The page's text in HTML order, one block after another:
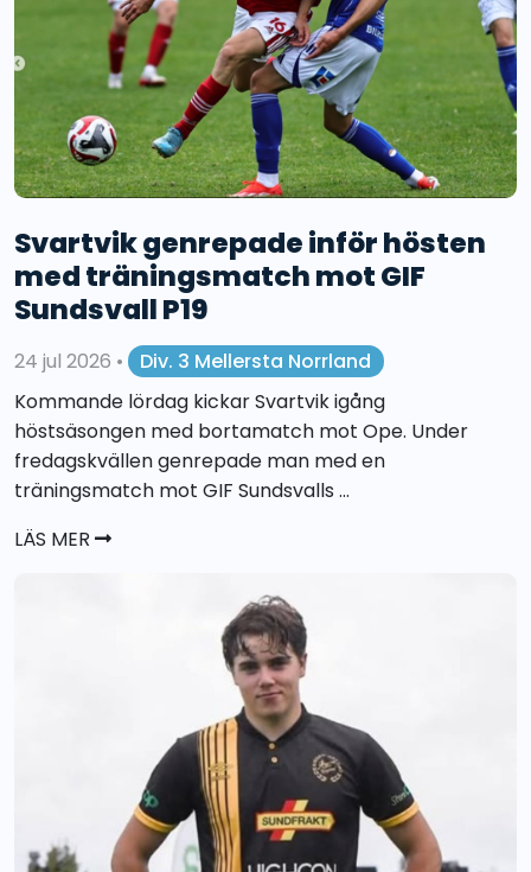
Svartvik genrepade inför hösten
med träningsmatch mot GIF
Sundsvall P19
24 jul 2026 •
Div. 3 Mellersta Norrland
Kommande lördag kickar Svartvik igång
höstsäsongen med bortamatch mot Ope. Under
fredagskvällen genrepade man med en
träningsmatch mot GIF Sundsvalls ...
LÄS MER